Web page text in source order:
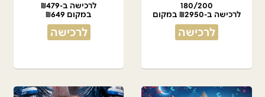
180/200
לרכישה ב-₪2950 במקום
₪5900
לרכישה
לרכישה ב-₪479
במקום ₪649
לרכישה